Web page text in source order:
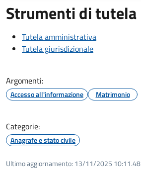
Strumenti di tutela
Tutela amministrativa
Tutela giurisdizionale
Argomenti:
Accesso all'informazione Matrimonio
Categorie:
Anagrafe e stato civile
Ultimo aggiornamento: 13/11/2025 10:11.48